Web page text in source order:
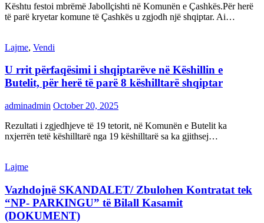
Kështu festoi mbrëmë Jabollçishti në Komunën e Çashkës.Për herë
të parë kryetar komune të Çashkës u zgjodh një shqiptar. Ai…
Lajme, Vendi
U rrit përfaqësimi i shqiptarëve në Këshillin e
Butelit, për herë të parë 8 këshilltarë shqiptar
adminadmin October 20, 2025
Rezultati i zgjedhjeve të 19 tetorit, në Komunën e Butelit ka
nxjerrën tetë këshilltarë nga 19 këshilltarë sa ka gjithsej…
Lajme
Vazhdojnë SKANDALET/ Zbulohen Kontratat tek
“NP- PARKINGU” të Bilall Kasamit
(DOKUMENT)